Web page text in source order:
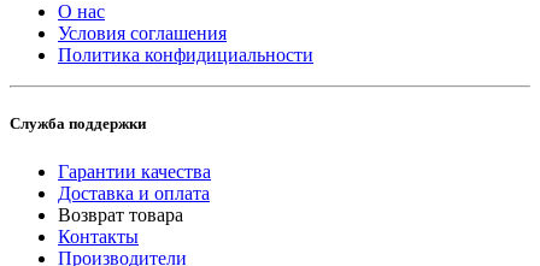
О нас
Условия соглашения
Политика конфидициальности
Служба поддержки
Гарантии качества
Доставка и оплата
Возврат товара
Контакты
Производители